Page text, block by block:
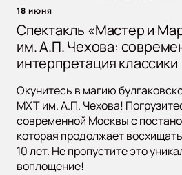
18 июня
Спектакль «Мастер и
им. А.П. Чехова:
интерпретация классики
Окунитесь в магию
МХТ им. А.П. Чехова!
современной Москвы с
которая продолжает
10 лет. Не пропустите это
воплощение!